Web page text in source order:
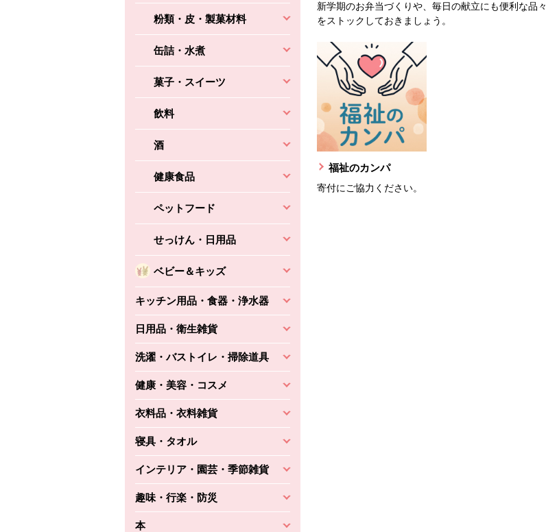
粉類・皮・製菓材料
缶詰・水煮
菓子・スイーツ
飲料
酒
健康食品
ペットフード
せっけん・日用品
ベビー＆キッズ
キッチン用品・食器・浄水器
日用品・衛生雑貨
洗濯・バストイレ・掃除道具
健康・美容・コスメ
衣料品・衣料雑貨
寝具・タオル
インテリア・園芸・季節雑貨
趣味・行楽・防災
本
新学期のお弁当づくりや、毎日の献立にも便利な品々
をストックしておきましょう。
福祉のカンパ
寄付にご協力ください。